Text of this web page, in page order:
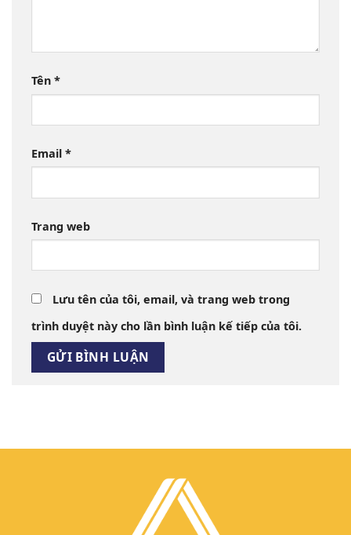
Tên *
Email *
Trang web
Lưu tên của tôi, email, và trang web trong
trình duyệt này cho lần bình luận kế tiếp của tôi.